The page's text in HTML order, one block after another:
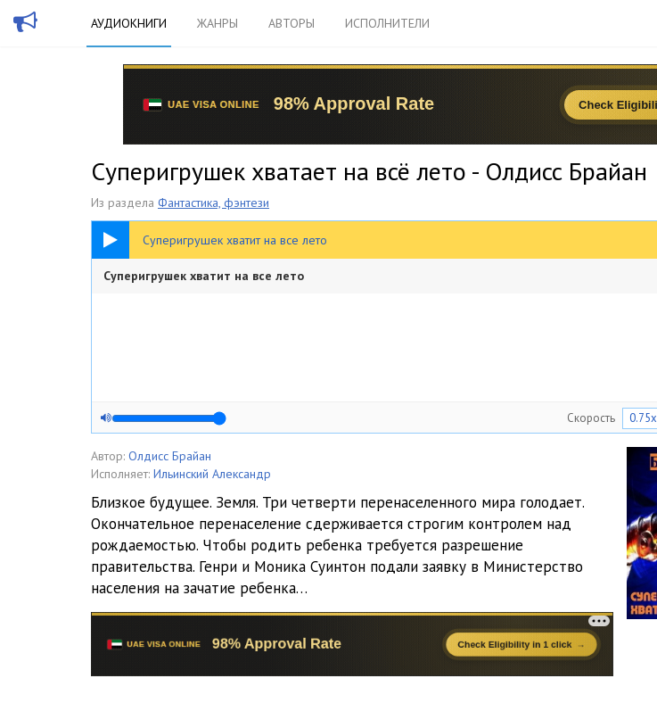
АУДИОКНИГИ ЖАНРЫ АВТОРЫ ИСПОЛНИТЕЛИ
Суперигрушек хватает на всё лето - Олдисс Брайан
Из раздела Фантастика, фэнтези
Суперигрушек хватит на все лето
23:56
Суперигрушек хватит на все лето
Скорость 0.75x
Автор: Олдисс Брайан
Исполняет: Ильинский Александр
Близкое будущее. Земля. Три четверти перенаселенного мира голодает.
Окончательное перенаселение сдерживается строгим контролем над
рождаемостью. Чтобы родить ребенка требуется разрешение
правительства. Генри и Моника Суинтон подали заявку в Министерство
населения на зачатие ребенка…